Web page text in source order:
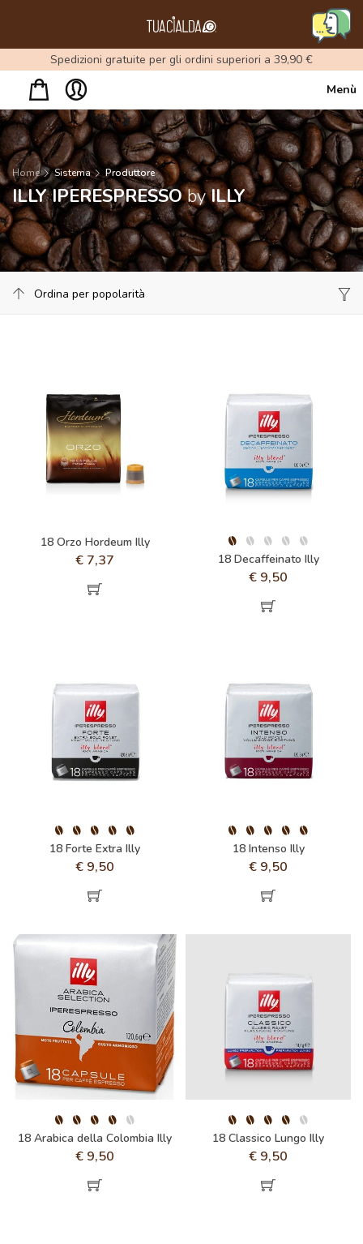
Spedizioni gratuite per gli ordini superiori a 39,90 €
Menù
Home Sistema Produttore
ILLY IPERESPRESSObyILLY
18 Orzo Hordeum Illy
€ 7,37 18 Decaffeinato Illy
€ 9,50
18 Forte Extra Illy
€ 9,50
18 Intenso Illy
€ 9,50
18 Arabica della Colombia Illy
€ 9,50
18 Classico Lungo Illy
€ 9,50